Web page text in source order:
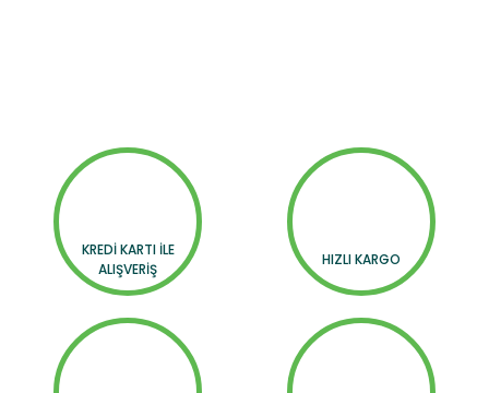
KREDİ KARTI İLE
ALIŞVERİŞ
HIZLI KARGO